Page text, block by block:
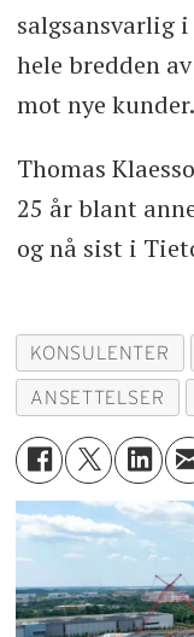
salgsansvarlig
hele bredden
mot nye kunder.
Thomas
25 år blant
og nå sist i
KONSULENTER
ANSETTELSER